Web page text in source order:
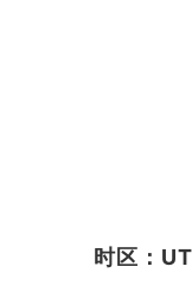
时区：